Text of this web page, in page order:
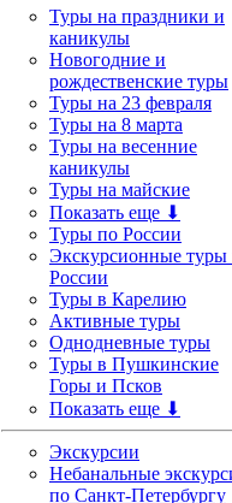
Туры на праздники и
каникулы
Новогодние и
рождественские туры
Туры на 23 февраля
Туры на 8 марта
Туры на весенние
каникулы
Туры на майские
Показать еще ⬇
Туры по России
Экскурсионные туры
России
Туры в Карелию
Активные туры
Однодневные туры
Туры в Пушкинские
Горы и Псков
Показать еще ⬇
Экскурсии
Небанальные
по Санкт-Петербургу